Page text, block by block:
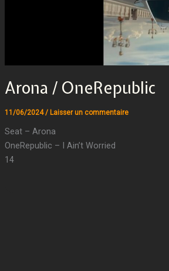
Arona / OneRepublic
11/06/2024/ Laisser un commentaire
Seat – Arona
OneRepublic – I Ain’t Worried
14